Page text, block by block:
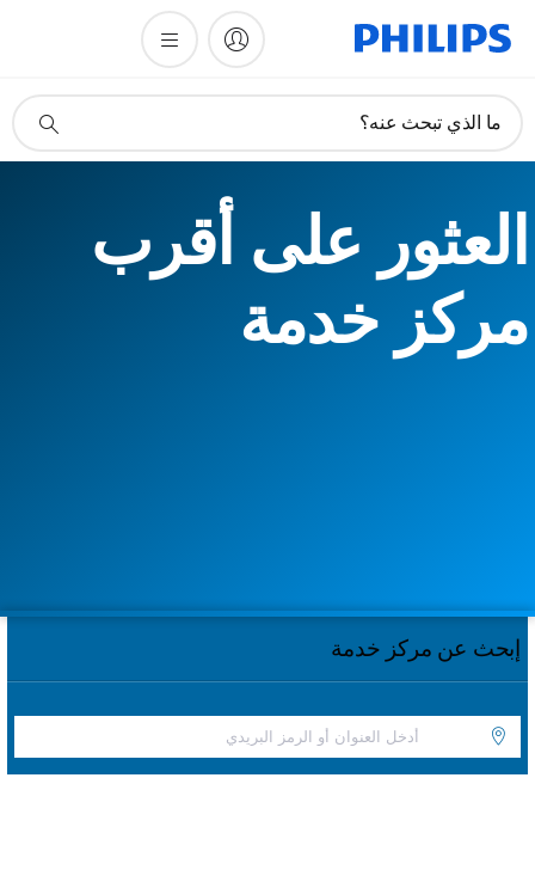
دعم
ما الذي تبحث عنه؟
العثور على أقرب
مركز خدمة
إبحث عن مركز خدمة